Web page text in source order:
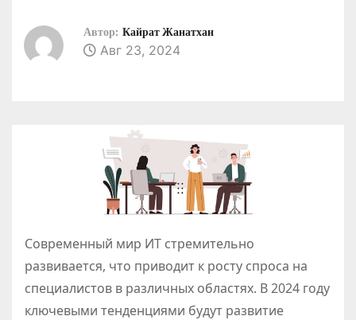
Автор: Кайрат Жанатхан
Авг 23, 2024
Современный мир ИТ стремительно
развивается, что приводит к росту спроса на
специалистов в различных областях. В 2024 году
ключевыми тенденциями будут развитие